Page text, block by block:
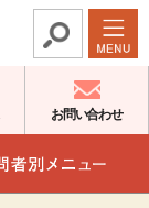
お問い合わせ